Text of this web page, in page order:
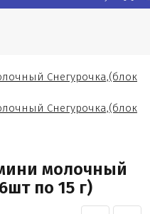
молочный
по 15 г)